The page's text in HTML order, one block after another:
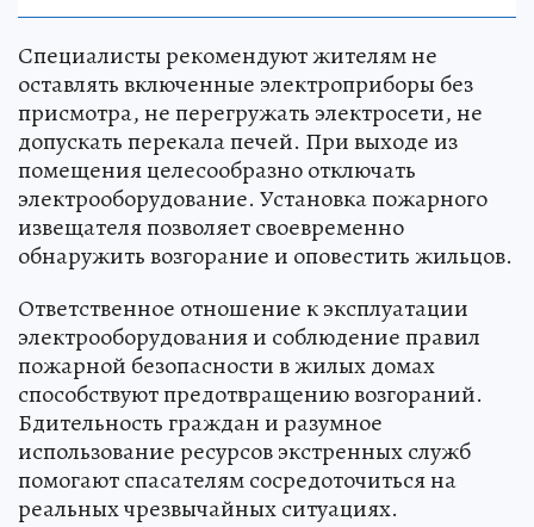
Специалисты рекомендуют жителям не
оставлять включенные электроприборы без
присмотра, не перегружать электросети, не
допускать перекала печей. При выходе из
помещения целесообразно отключать
электрооборудование. Установка пожарного
извещателя позволяет своевременно
обнаружить возгорание и оповестить жильцов.
Ответственное отношение к эксплуатации
электрооборудования и соблюдение правил
пожарной безопасности в жилых домах
способствуют предотвращению возгораний.
Бдительность граждан и разумное
использование ресурсов экстренных служб
помогают спасателям сосредоточиться на
реальных чрезвычайных ситуациях.